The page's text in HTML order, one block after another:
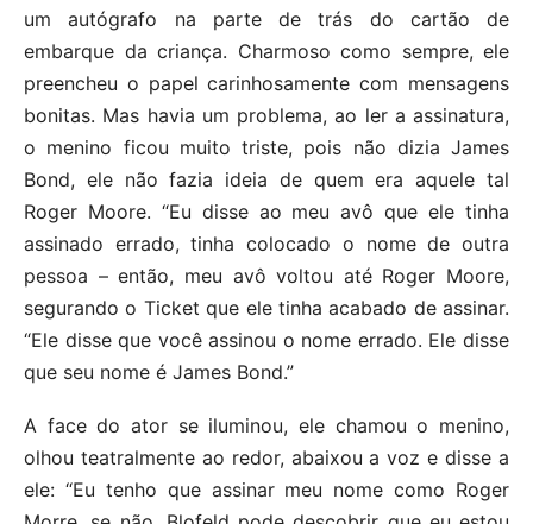
um autógrafo na parte de trás do cartão de
embarque da criança. Charmoso como sempre, ele
preencheu o papel carinhosamente com mensagens
bonitas. Mas havia um problema, ao ler a assinatura,
o menino ficou muito triste, pois não dizia James
Bond, ele não fazia ideia de quem era aquele tal
Roger Moore. “Eu disse ao meu avô que ele tinha
assinado errado, tinha colocado o nome de outra
pessoa – então, meu avô voltou até Roger Moore,
segurando o Ticket que ele tinha acabado de assinar.
“Ele disse que você assinou o nome errado. Ele disse
que seu nome é James Bond.”
A face do ator se iluminou, ele chamou o menino,
olhou teatralmente ao redor, abaixou a voz e disse a
ele: “Eu tenho que assinar meu nome como Roger